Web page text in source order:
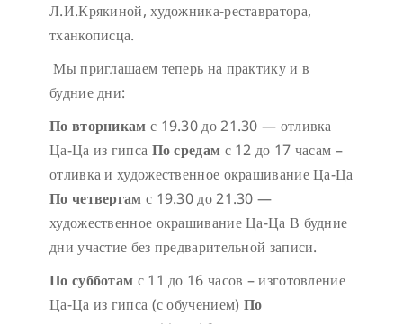
Л.И.Крякиной, художника-реставратора,
тханкописца.
Мы приглашаем теперь на практику и в
будние дни:
По вторникам с 19.30 до 21.30 — отливка
Ца-Ца из гипса По средам с 12 до 17 часам –
отливка и художественное окрашивание Ца-Ца
По четвергам с 19.30 до 21.30 —
художественное окрашивание Ца-Ца В будние
дни участие без предварительной записи.
По субботам с 11 до 16 часов – изготовление
Ца-Ца из гипса (с обучением) По